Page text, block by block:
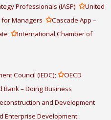
Professionals (IASP) ✩United
for Managers ✩Cascade App –
✩International Chamber of
Council (IEDC); ✩OECD
Bank – Doing Business
and Development
Enterprise Development